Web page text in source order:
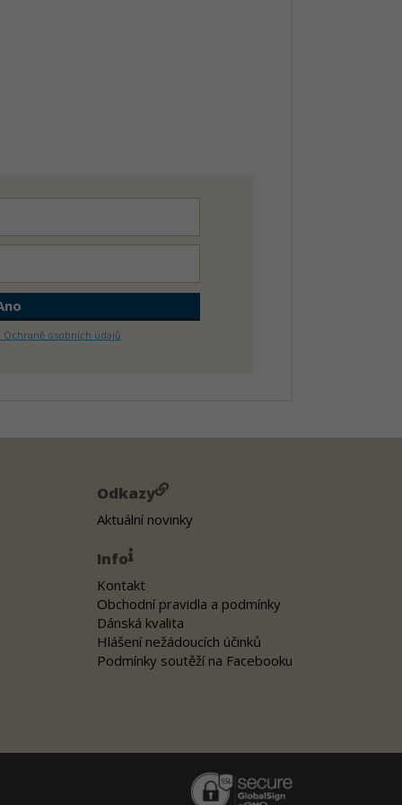
osobních údajů
Odkazy
Aktuální novinky
Info
Kontakt
Obchodní pravidla a podmínky
Dánská kvalita
Hlášení nežádoucích účinků
Podmínky soutěží na Facebooku